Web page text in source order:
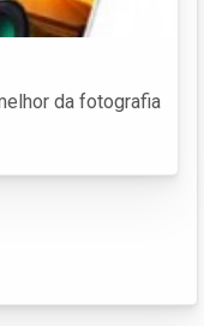
da fotografia